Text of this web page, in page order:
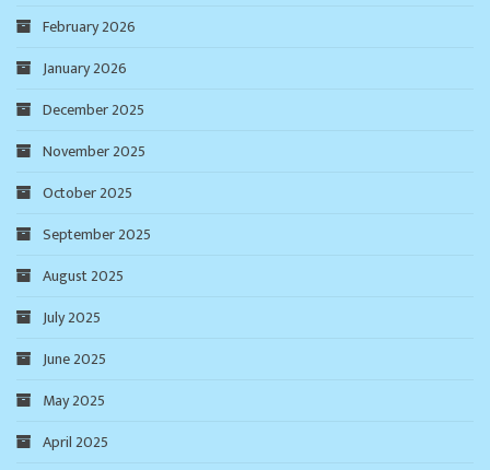
February 2026
January 2026
December 2025
November 2025
October 2025
September 2025
August 2025
July 2025
June 2025
May 2025
April 2025